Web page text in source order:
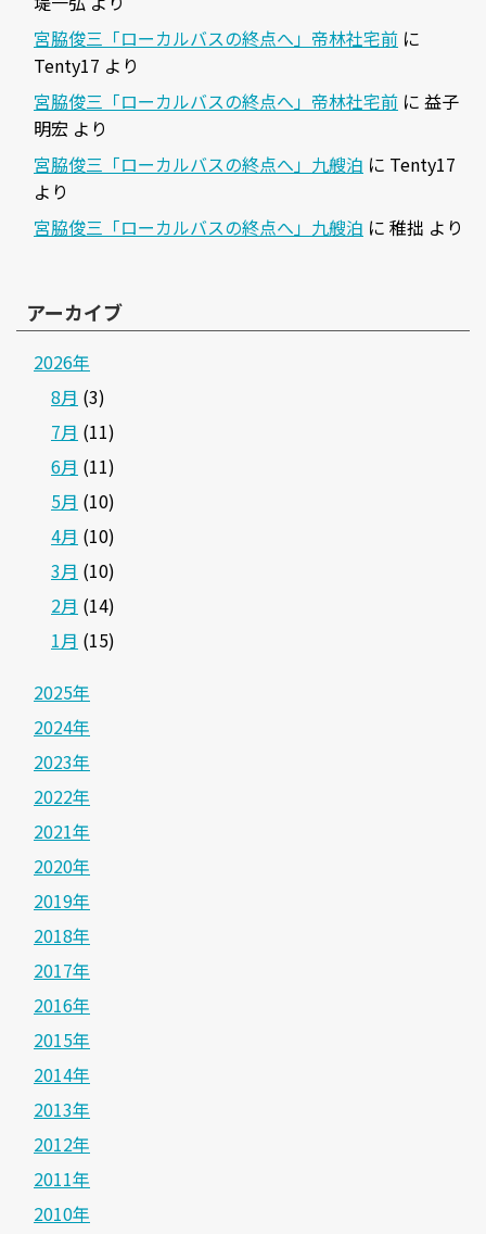
宮脇俊三「ローカルバスの終点へ」帝林社宅前 に
Tenty17 より
宮脇俊三「ローカルバスの終点へ」帝林社宅前 に 益子
明宏 より
宮脇俊三「ローカルバスの終点へ」九艘泊 に Tenty17
より
宮脇俊三「ローカルバスの終点へ」九艘泊 に 稚拙 より
アーカイブ
2026年
8月 (3)
7月 (11)
6月 (11)
5月 (10)
4月 (10)
3月 (10)
2月 (14)
1月 (15)
2025年
2024年
2023年
2022年
2021年
2020年
2019年
2018年
2017年
2016年
2015年
2014年
2013年
2012年
2011年
2010年